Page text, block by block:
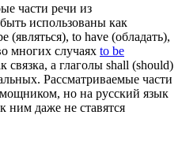
части речи из
использованы как
to have (обладать),
многих случаях to be
связка, а глаголы shall (should)
Рассматриваемые части
но на русский язык
ним даже не ставятся